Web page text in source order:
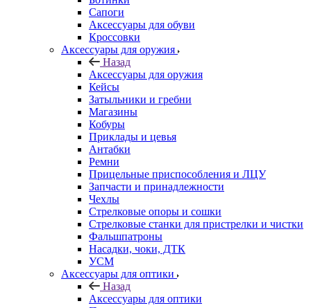
Сапоги
Аксессуары для обуви
Кроссовки
Аксессуары для оружия
Назад
Аксессуары для оружия
Кейсы
Затыльники и гребни
Магазины
Кобуры
Приклады и цевья
Антабки
Ремни
Прицельные приспособления и ЛЦУ
Запчасти и принадлежности
Чехлы
Стрелковые опоры и сошки
Стрелковые станки для пристрелки и чистки
Фальшпатроны
Насадки, чоки, ДТК
УСМ
Аксессуары для оптики
Назад
Аксессуары для оптики